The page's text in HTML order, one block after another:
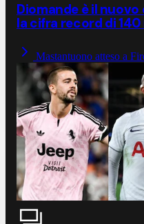
Diomande è il nuovo
la cifra record di
Mastantuono atteso a